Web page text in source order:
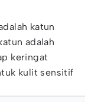
katun
adalah
keringat
kulit sensitif